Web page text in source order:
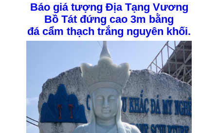
Báo giá tượng Địa Tạng Vương
Bồ Tát đứng cao 3m bằng
đá cẩm thạch trắng nguyên khối.